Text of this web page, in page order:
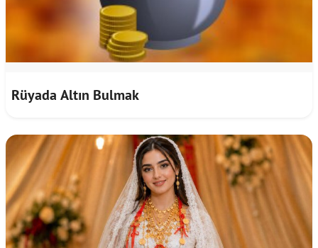
Rüyada Altın Bulmak